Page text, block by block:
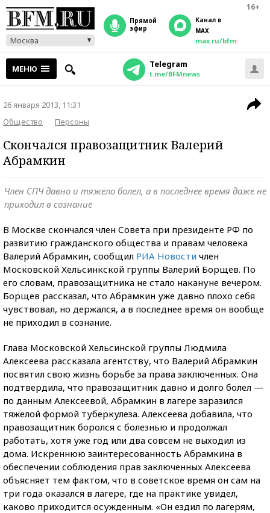
16+
Москва
прямой
эфир
Канал в
MAX
max.ru/bfm
МЕНЮ Telegram
t.me/BFMnews
26 января 2013, 11:31
Общество
Персоны
Скончался правозащитник Валерий
Абрамкин
Член СПЧ давно и тяжело болел, а в последнее время даже не
приходил в сознание
В Москве скончался член Совета при президенте РФ по
развитию гражданского общества и правам человека
Валерий Абрамкин, сообщил РИА Новости член
Московской Хельсинкской группы Валерий Борщев. По
его словам, правозащитника не стало накануне вечером.
Борщев рассказал, что Абрамкин уже давно плохо себя
чувствовал, но держался, а в последнее время он вообще
не приходил в сознание.
Глава Московской Хельсинской группы Людмила
Алексеева рассказала агентству, что Валерий Абрамкин
посвятил свою жизнь борьбе за права заключенных. Она
подтвердила, что правозащитник давно и долго болел —
по данным Алексеевой, Абрамкин в лагере заразился
тяжелой формой туберкулеза. Алексеева добавила, что
правозащитник боролся с болезнью и продолжал
работать, хотя уже год или два совсем не выходил из
дома. Искреннюю заинтересованность Абрамкина в
обеспечении соблюдения прав заключенных Алексеева
объясняет тем фактом, что в советское время он сам на
три года оказался в лагере, где на практике увидел,
каково приходится осужденным. «Он ездил по лагерям,